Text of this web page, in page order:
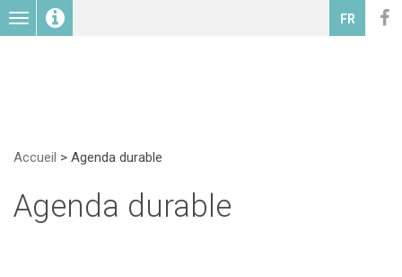
Toggle
navigation
FR
Accueil > Agenda durable
Agenda durable